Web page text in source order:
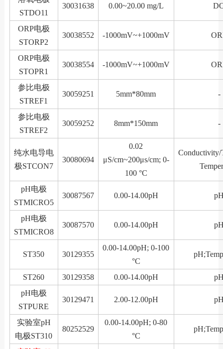
STDO11
30031638 0.00~20.00 mg/L
ORP电极
STORP2
30038552 -1000mV~+1000mV
ORP电极
STOPR1
30038554 -1000mV~+1000mV
参比电极
STREF1
30059251 5mm*80mm -
参比电极
STREF2
30059252 8mm*150mm -
纯水电导电
极STCON7
30080694
0.02
μS/cm~200μs/cm; 0-
100 °C
pH电极
STMICRO5
30087567 0.00-14.00pH
pH电极
STMICRO8
30087570 0.00-14.00pH
ST350 30129355
0.00-14.00pH; 0-100
°C
ST260 30129358 0.00-14.00pH
pH电极
STPURE
30129471 2.00-12.00pH
实验室pH
电极ST310
80252529
0.00-14.00pH; 0-80
°C